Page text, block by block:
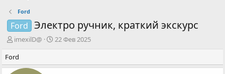
Ford
Ford Электро ручник, краткий экскурс
А
т
о
imexilD@
Д
а
22 Фев 2025
Ford